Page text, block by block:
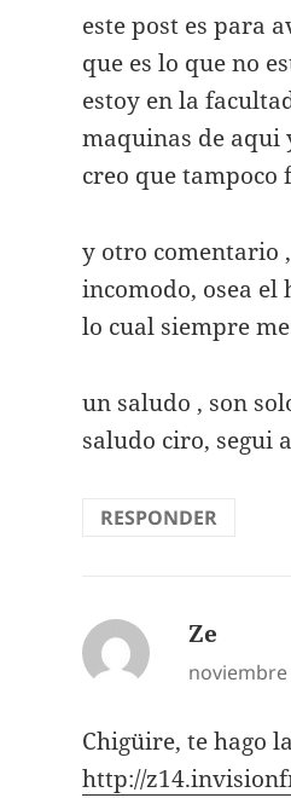
este post es para
que es lo que no
estoy en la
maquinas de aqui
creo que tampoco
y otro comentario
incomodo, osea
lo cual siempre
un saludo , son
saludo ciro, segui
RESPONDER
Ze
noviembre
Chigüire, te hago
http://